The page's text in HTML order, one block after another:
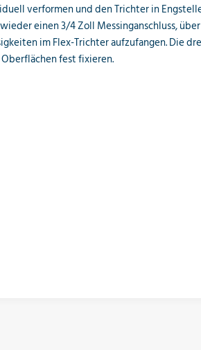
verformen und den Trichter in
einen 3/4 Zoll Messinganschluss,
im Flex-Trichter aufzufangen. Die
fest fixieren.